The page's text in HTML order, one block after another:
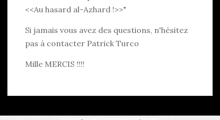
<<Au hasard al-Azhard !>>"
Si jamais vous avez des questions, n'hésitez
pas à contacter Patrick Turco
Mille MERCIS !!!!